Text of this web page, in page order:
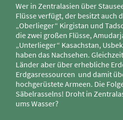
Wer in Zentralasien über
Flüsse verfügt, der besitzt auch
„Oberlieger“ Kirgistan und
die zwei großen Flüsse,
„Unterlieger“ Kasachstan,
haben das Nachsehen.
Länder aber über erhebliche
Erdgasressourcen und damit
hochgerüstete Armeen. Die
Säbelrasselns! Droht in
ums Wasser?